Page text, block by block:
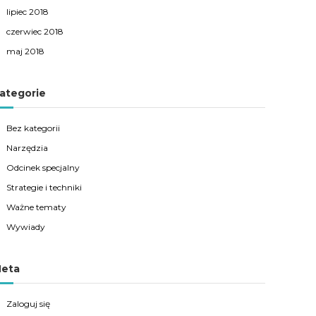
lipiec 2018
czerwiec 2018
maj 2018
Bez kategorii
Narzędzia
Odcinek specjalny
Strategie i techniki
Ważne tematy
Wywiady
Zaloguj się